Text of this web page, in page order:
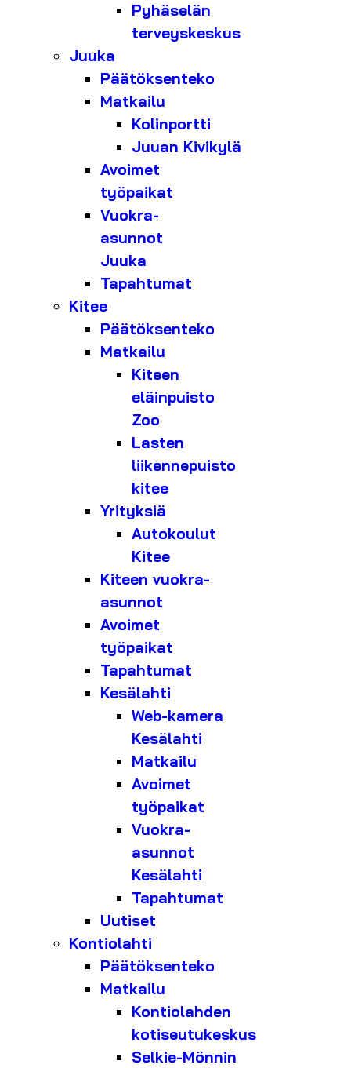
Pyhäselän
terveyskeskus
Juuka
Päätöksenteko
Matkailu
Kolinportti
Juuan Kivikylä
Avoimet
työpaikat
Vuokra-
asunnot
Juuka
Tapahtumat
Kitee
Päätöksenteko
Matkailu
Kiteen
eläinpuisto
Zoo
Lasten
liikennepuisto
kitee
Yrityksiä
Autokoulut
Kitee
Kiteen vuokra-
asunnot
Avoimet
työpaikat
Tapahtumat
Kesälahti
Web-kamera
Kesälahti
Matkailu
Avoimet
työpaikat
Vuokra-
asunnot
Kesälahti
Tapahtumat
Uutiset
Kontiolahti
Päätöksenteko
Matkailu
Kontiolahden
kotiseutukeskus
Selkie-Mönnin